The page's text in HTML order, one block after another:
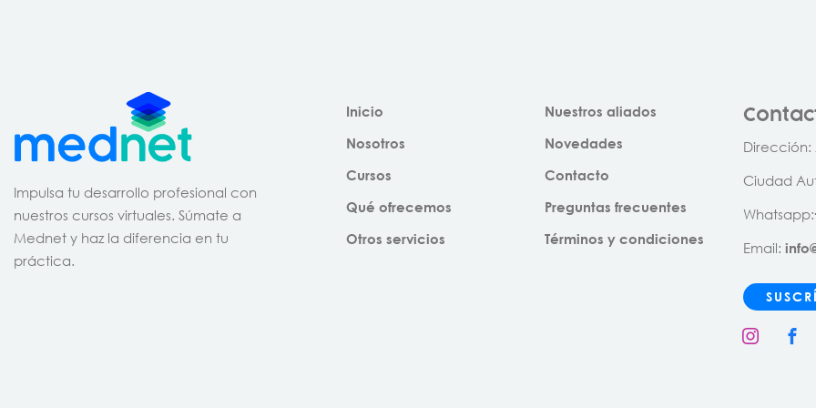
Impulsa tu desarrollo profesional con
nuestros cursos virtuales. Súmate a
Mednet y haz la diferencia en tu
práctica.
Inicio
Nosotros
Cursos
Qué ofrecemos
Otros servicios
Nuestros aliados
Novedades
Contacto
Preguntas frecuentes
Términos y condiciones
Dirección:
Ciudad
Whatsapp:
Email: